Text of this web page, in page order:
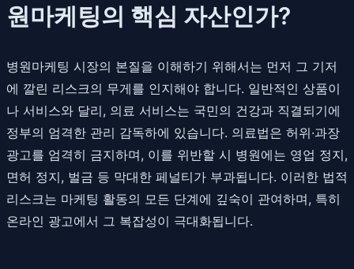
원마케팅의 핵심 자산인가?
병원마케팅 시장의 본질을 이해하기 위해서는 먼저 그 기저
에 깔린 리스크의 무게를 인지해야 합니다. 일반적인 상품이
나 서비스와 달리, 의료 서비스는 국민의 건강과 직결되기에
정부의 엄격한 관리 감독하에 있습니다. 의료법은 허위·과장
광고를 엄격히 금지하며, 이를 위반할 시 병원에는 영업 정지,
면허 정지, 벌금 등 막대한 페널티가 부과됩니다. 이러한 법적
리스크는 마케팅 활동의 모든 단계에 깊숙이 관여하며, 특히
온라인 광고에서 그 복잡성이 극대화됩니다.